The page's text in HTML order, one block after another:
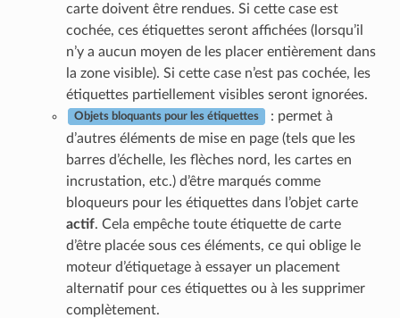
carte doivent être rendues. Si cette case est
cochée, ces étiquettes seront affichées (lorsqu’il
n’y a aucun moyen de les placer entièrement dans
la zone visible). Si cette case n’est pas cochée, les
étiquettes partiellement visibles seront ignorées.
Objets bloquants pour les étiquettes
: permet à
d’autres éléments de mise en page (tels que les
barres d’échelle, les flèches nord, les cartes en
incrustation, etc.) d’être marqués comme
bloqueurs pour les étiquettes dans l’objet carte
actif. Cela empêche toute étiquette de carte
d’être placée sous ces éléments, ce qui oblige le
moteur d’étiquetage à essayer un placement
alternatif pour ces étiquettes ou à les supprimer
complètement.